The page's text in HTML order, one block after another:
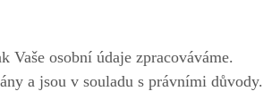
Vaše osobní údaje zpracováváme.
a jsou v souladu s právními důvody.